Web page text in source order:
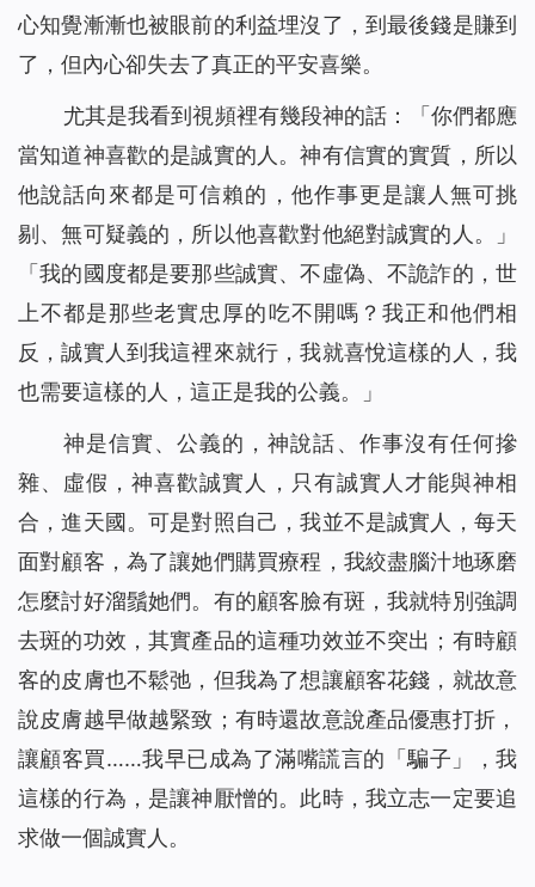
心知覺漸漸也被眼前的利益埋沒了，到最後錢是賺到
了，但內心卻失去了真正的平安喜樂。
尤其是我看到視頻裡有幾段神的話：「 你們都應
當知道神喜歡的是誠實的人。神有信實的實質，所以
他說話向來都是可信賴的，他作事更是讓人無可挑
剔、無可疑義的，所以他喜歡對他絕對誠實的人。
」
「我的國度都是要那些誠實、不虛偽、不詭詐的，世
上不都是那些老實忠厚的吃不開嗎？我正和他們相
反，誠實人到我這裡來就行，我就喜悅這樣的人，我
也需要這樣的人，這正是我的公義。
」
神是信實、公義的，神說話、作事沒有任何摻
雜、虛假，神喜歡誠實人，只有誠實人才能與神相
合，進天國。可是對照自己，我並不是誠實人，每天
面對顧客，為了讓她們購買療程，我絞盡腦汁地琢磨
怎麼討好溜鬚她們。有的顧客臉有斑，我就特別強調
去斑的功效，其實產品的這種功效並不突出；有時顧
客的皮膚也不鬆弛，但我為了想讓顧客花錢，就故意
說皮膚越早做越緊致；有時還故意說產品優惠打折，
讓顧客買……我早已成為了滿嘴謊言的「騙子」，我
這樣的行為，是讓神厭憎的。此時，我立志一定要追
求做一個誠實人。